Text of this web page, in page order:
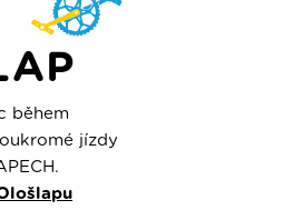
během
jízdy